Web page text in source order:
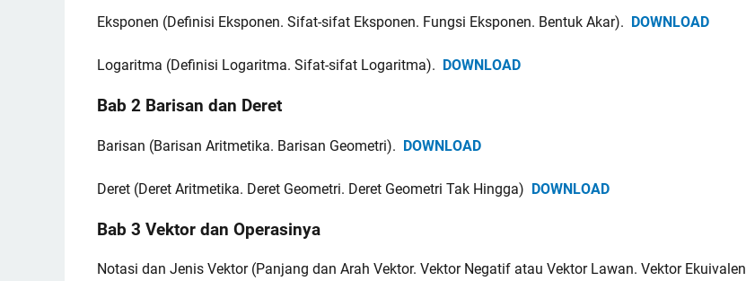
Eksponen (Definisi Eksponen. Sifat-sifat Eksponen. Fungsi Eksponen. Bentuk Akar). DOWNLOAD
Logaritma (Definisi Logaritma. Sifat-sifat Logaritma). DOWNLOAD
Bab 2 Barisan dan Deret
Barisan (Barisan Aritmetika. Barisan Geometri). DOWNLOAD
Deret (Deret Aritmetika. Deret Geometri. Deret Geometri Tak Hingga) DOWNLOAD
Bab 3 Vektor dan Operasinya
Notasi dan Jenis Vektor (Panjang dan Arah Vektor. Vektor Negatif atau Vektor Lawan. Vektor Ekuivalen